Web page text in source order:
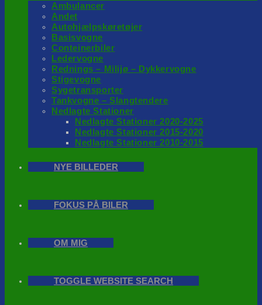
Ambulancer
Andet
Autohjælpskøretøjer
Basisvogne
Conteinerbiler
Ledervogne
Rednings – Milijø – Dykkervogne
Stigevogne
Sygetransporter
Tankvogne – Slangtendere
Nedlagte Stationer
Nedlagte Stationer 2020-2025
Nedlagte Stationer 2015-2020
Nedlagte Stationer 2010-2015
NYE BILLEDER
FOKUS PÅ BILER
OM MIG
TOGGLE WEBSITE SEARCH